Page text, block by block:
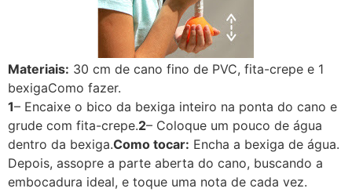
Materiais: 30 cm de cano fino de PVC, fita-crepe e 1
bexigaComo fazer.
1– Encaixe o bico da bexiga inteiro na ponta do cano e
grude com fita-crepe.2– Coloque um pouco de água
dentro da bexiga.Como tocar: Encha a bexiga de água.
Depois, assopre a parte aberta do cano, buscando a
embocadura ideal, e toque uma nota de cada vez.